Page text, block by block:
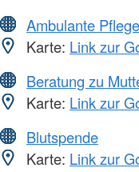
Ambulante Pflege
Karte: Link zur
Beratung zu
Karte: Link zur
Blutspende
Karte: Link zur